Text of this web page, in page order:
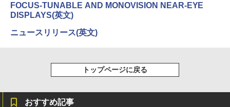
￥572
【2026年アップグレード版】AOKIMI ワイヤ
レスイヤホン bluetooth イヤホン V12 小型
セリング 自動ペアリング Type-C充電 マイク
付き 防水 タッチ式音量調整 スポーツ/通勤/通
On My Road (Stadium ver.)
BUGS LIFE
￥1,625
by Amazon 天然水ラベルレス 2L×9本
HUNTER×HUNTER モノクロ版 39 (ジャンプ
コミックスDIGITAL)
スーパーの裏でヤニ吸うふたり 9巻 (デジタル
FOCUS-TUNABLE AND MONOVISION NEAR-EYE
DISPLAYS(英文)
ニュースリリース(英文)
トップページに戻る
おすすめ記事